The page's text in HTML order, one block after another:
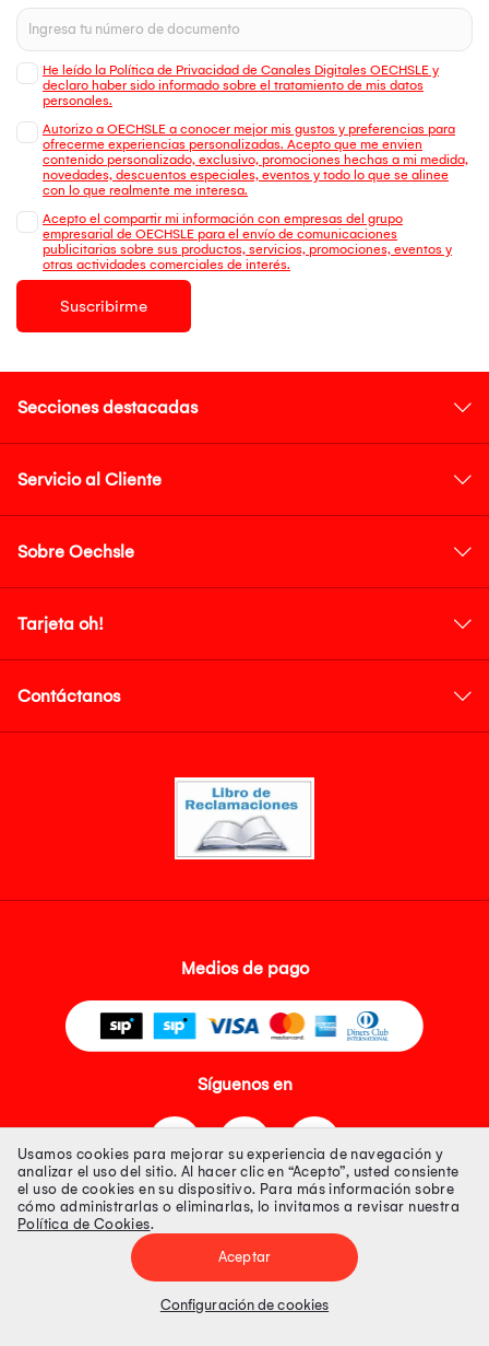
He leído la Política de Privacidad de Canales Digitales OECHSLE y
declaro haber sido informado sobre el tratamiento de mis datos
personales.
Autorizo a OECHSLE a conocer mejor mis gustos y preferencias para
ofrecerme experiencias personalizadas. Acepto que me envien
contenido personalizado, exclusivo, promociones hechas a mi medida,
novedades, descuentos especiales, eventos y todo lo que se alinee
con lo que realmente me interesa.
Acepto el compartir mi información con empresas del grupo
empresarial de OECHSLE para el envío de comunicaciones
publicitarias sobre sus productos, servicios, promociones, eventos y
otras actividades comerciales de interés.
Suscribirme
Secciones destacadas
Servicio al Cliente
Sobre Oechsle
Tarjeta oh!
Contáctanos
Medios de pago
Síguenos en
Tienda 100% Segura
Tiendas Peruanas S.A. R.U.C. Nº 20493020618. Todos los derechos
Precios disponibles solo en www.oechsle.pe. Precios online publicados
Usamos cookies para mejorar su experiencia de navegación y
analizar el uso del sitio. Al hacer clic en “Acepto”, usted consiente
el uso de cookies en su dispositivo. Para más información sobre
cómo administrarlas o eliminarlas, lo invitamos a revisar nuestra
Política de Cookies.
Aceptar
Configuración de cookies